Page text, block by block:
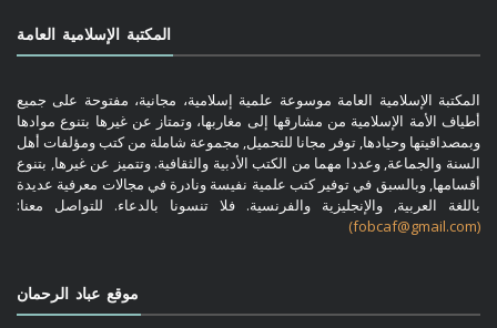
المكتبة الإسلامية العامة
المكتبة الإسلامية العامة موسوعة علمية إسلامية، مجانية، مفتوحة على جميع
أطياف الأمة الإسلامية من مشارقها إلى مغاربها، وتمتاز عن غيرها بتنوع موادها
وبمصداقيتها وحيادها, توفر مجانا للتحميل, مجموعة شاملة من كتب ومؤلفات أهل
السنة والجماعة, وعددا مهما من الكتب الأدبية والثقافية. وتتميز عن غيرها, بتنوع
أقسامها, وبالسبق في توفير كتب علمية نفيسة ونادرة في مجالات معرفية عديدة
باللغة العربية, والإنجليزية والفرنسية. فلا تنسونا بالدعاء. للتواصل معنا:
(fobcaf@gmail.com)
موقع عباد الرحمان